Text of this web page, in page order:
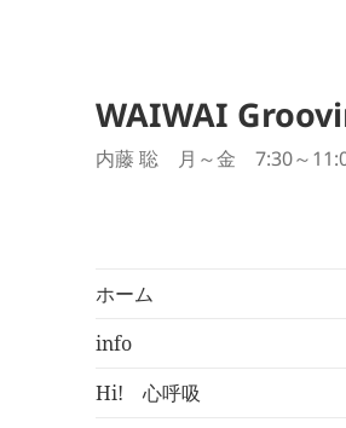
WAIWAI
内藤 聡 月～金 7:30～
ホーム
info
Hi! 心呼吸